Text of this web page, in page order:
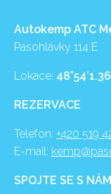
Autokemp ATC
Pasohlávky 114 E
Lokace:
REZERVACE
Telefon: +420 519
E-mail:
SPOJTE SE S